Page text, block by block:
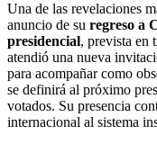
Una de las revelaciones
anuncio de su regreso a
presidencial, prevista en
atendió una nueva
para acompañar como
se definirá al próximo
votados. Su presencia
internacional al sistema